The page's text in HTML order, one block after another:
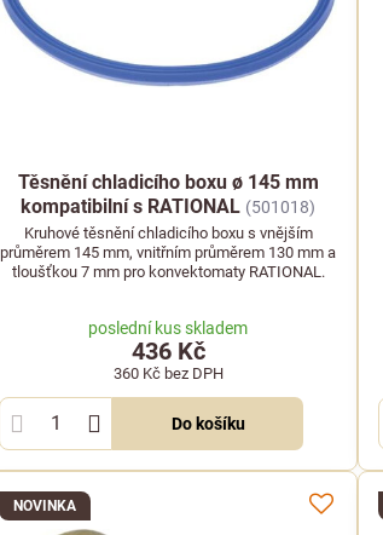
Těsnění chladicího boxu ø 145 mm
kompatibilní s RATIONAL (501018)
Kruhové těsnění chladicího boxu s vnějším
průměrem 145 mm, vnitřním průměrem 130 mm a
tloušťkou 7 mm pro konvektomaty RATIONAL.
poslední kus skladem
436 Kč
360 Kč bez DPH
Do košíku
NOVINKA